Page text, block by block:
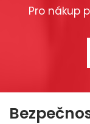
Pro nákup